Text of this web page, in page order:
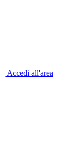
Accedi all'area